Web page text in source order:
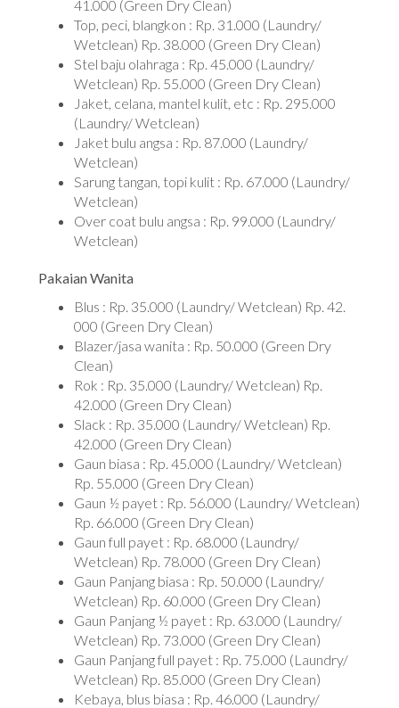
41.000 (Green Dry Clean)
Top, peci, blangkon : Rp. 31.000 (Laundry/
Wetclean) Rp. 38.000 (Green Dry Clean)
Stel baju olahraga : Rp. 45.000 (Laundry/
Wetclean) Rp. 55.000 (Green Dry Clean)
Jaket, celana, mantel kulit, etc : Rp. 295.000
(Laundry/ Wetclean)
Jaket bulu angsa : Rp. 87.000 (Laundry/
Wetclean)
Sarung tangan, topi kulit : Rp. 67.000 (Laundry/
Wetclean)
Over coat bulu angsa : Rp. 99.000 (Laundry/
Wetclean)
Pakaian Wanita
Blus : Rp. 35.000 (Laundry/ Wetclean) Rp. 42.
000 (Green Dry Clean)
Blazer/jasa wanita : Rp. 50.000 (Green Dry
Clean)
Rok : Rp. 35.000 (Laundry/ Wetclean) Rp.
42.000 (Green Dry Clean)
Slack : Rp. 35.000 (Laundry/ Wetclean) Rp.
42.000 (Green Dry Clean)
Gaun biasa : Rp. 45.000 (Laundry/ Wetclean)
Rp. 55.000 (Green Dry Clean)
Gaun ½ payet : Rp. 56.000 (Laundry/ Wetclean)
Rp. 66.000 (Green Dry Clean)
Gaun full payet : Rp. 68.000 (Laundry/
Wetclean) Rp. 78.000 (Green Dry Clean)
Gaun Panjang biasa : Rp. 50.000 (Laundry/
Wetclean) Rp. 60.000 (Green Dry Clean)
Gaun Panjang ½ payet : Rp. 63.000 (Laundry/
Wetclean) Rp. 73.000 (Green Dry Clean)
Gaun Panjang full payet : Rp. 75.000 (Laundry/
Wetclean) Rp. 85.000 (Green Dry Clean)
Kebaya, blus biasa : Rp. 46.000 (Laundry/